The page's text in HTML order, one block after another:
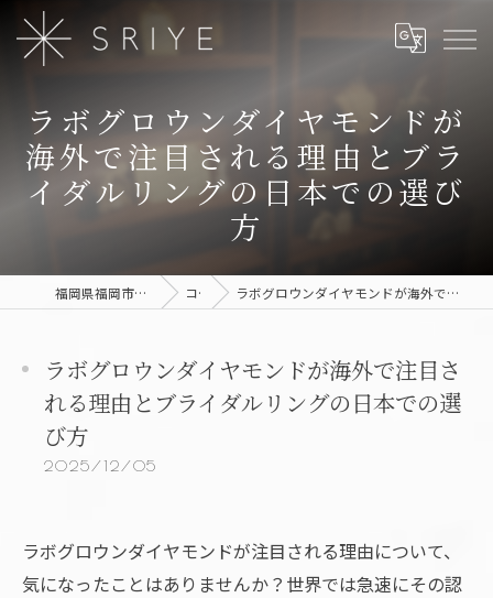
ラボグロウンダイヤモンドが
海外で注目される理由とブラ
イダルリングの日本での選び
方
福岡県福岡市のジュエリーならSRIYE コラム ラボグロウンダイヤモンドが海外で注目される理由とブライダルリングの日本での選び方
ラボグロウンダイヤモンドが海外で注目さ
れる理由とブライダルリングの日本での選
び方
2025/12/05
ラボグロウンダイヤモンドが注目される理由について、
気になったことはありませんか？世界では急速にその認